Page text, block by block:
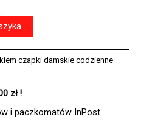
czapki damskie codzienne
zł !
i paczkomatów InPost